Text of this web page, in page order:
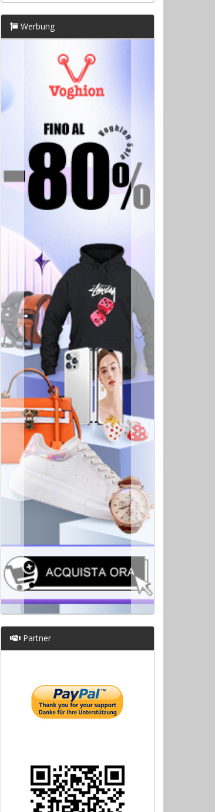
Werbung
Partner